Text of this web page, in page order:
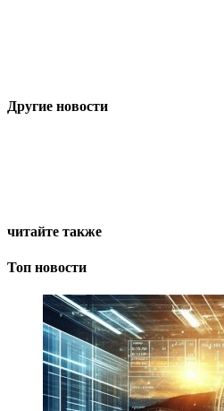
Другие новости
читайте также
Топ новости